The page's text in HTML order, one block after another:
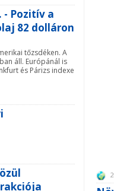
- Pozitív a
82 dolláron
tőzsdéken. A
áll. Európánál is
és Párizs indexe